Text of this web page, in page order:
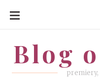
SKIP
CONTENT
Blog
Blog